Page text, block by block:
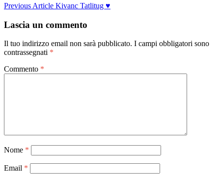
Navigazione
articoli
Previous Article Kivanc Tatlitug ♥
Lascia un commento
Il tuo indirizzo email non sarà pubblicato. I campi obbligatori sono
contrassegnati *
Commento *
Nome *
Email *